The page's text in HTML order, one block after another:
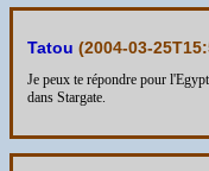
Tatou (2004-03-
Je peux te répondre pour
dans Stargate.